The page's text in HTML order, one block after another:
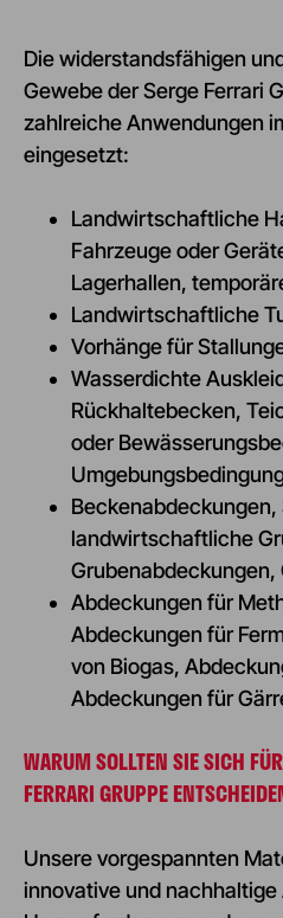
Die widerstandsfähigen
Gewebe der Serge Ferrari
zahlreiche Anwendungen
eingesetzt:
Landwirtschaftliche
Fahrzeuge oder
Lagerhallen,
Landwirtschaftliche
Vorhänge für
Wasserdichte
Rückhaltebecken,
oder
landwirtschaftliche
Abdeckungen für
Abdeckungen für
von Biogas,
Abdeckungen für
WARUM SOLLTEN SIE SICH
FERRARI GRUPPE
Unsere vorgespannten
innovative und